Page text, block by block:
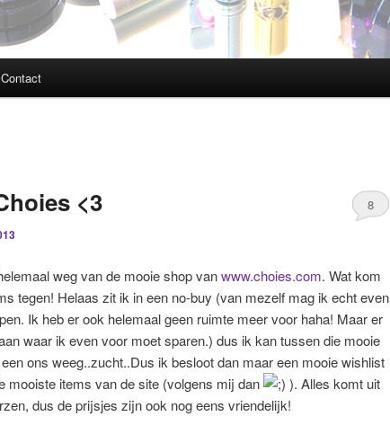
inhoudinhoud
Contact
<3 8
weg van de mooie shop vanwww.choies.com. Wat kom
tegen! Helaas zit ik in een no-buy (van mezelf mag ik echt even
Ik heb er ook helemaal geen ruimte meer voor haha! Maar er
waar ik even voor moet sparen.) dus ik kan tussen die mooie
ons weeg..zucht..Dus ik besloot dan maar een mooie wishlist
mooiste items van de site (volgens mij dan
). Alles komt uit
dus de prijsjes zijn ook nog eens vriendelijk!